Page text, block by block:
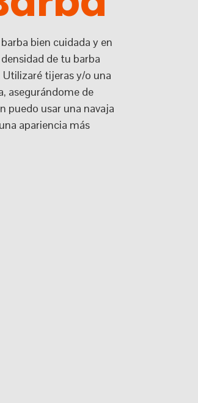
bien cuidada y en
de tu barba
tijeras y/o una
asegurándome de
puedo usar una navaja
apariencia más